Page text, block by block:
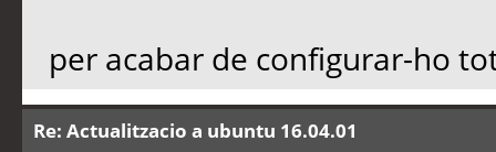
per acabar de configurar-ho
Re: Actualitzacio a ubuntu 16.04.01